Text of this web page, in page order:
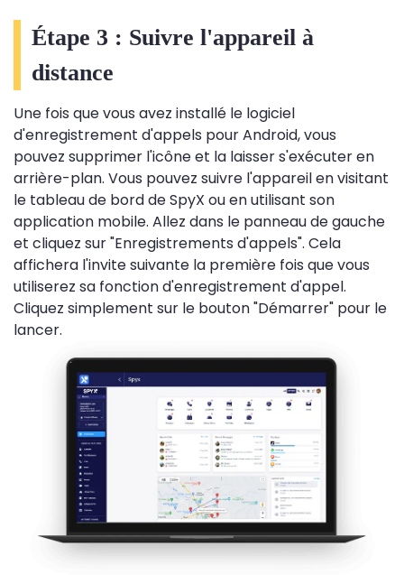
Étape 3 : Suivre l'appareil à
distance
Une fois que vous avez installé le logiciel
d'enregistrement d'appels pour Android, vous
pouvez supprimer l'icône et la laisser s'exécuter en
arrière-plan. Vous pouvez suivre l'appareil en visitant
le tableau de bord de SpyX ou en utilisant son
application mobile. Allez dans le panneau de gauche
et cliquez sur "Enregistrements d'appels". Cela
affichera l'invite suivante la première fois que vous
utiliserez sa fonction d'enregistrement d'appel.
Cliquez simplement sur le bouton "Démarrer" pour le
lancer.